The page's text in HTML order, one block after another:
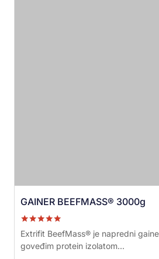
GAINER BEEFMASS® 3000g
Ocenjeno sa
5.00
od 5
Extrifit BeefMass® je napredni
goveđim protein izolatom...